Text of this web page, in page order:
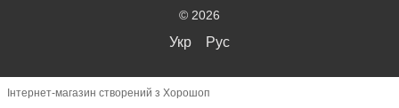
© 2026
Укр Рус
Інтернет-магазин створений з Хорошоп